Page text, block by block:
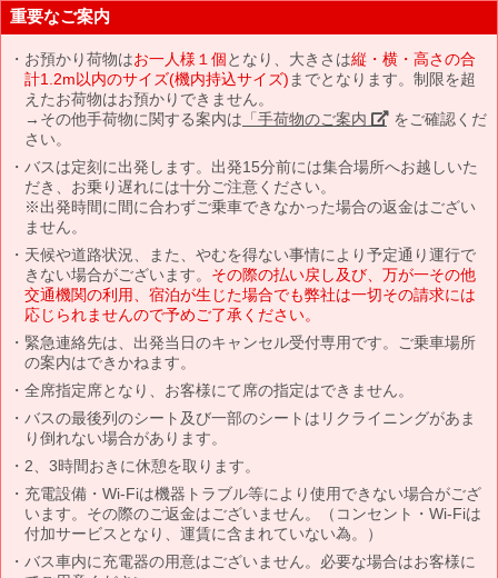
重要なご案内
お預かり荷物はお一人様１個となり、大きさは縦・横・高さの合
計1.2m以内のサイズ(機内持込サイズ) までとなります。制限を超
えたお荷物はお預かりできません。
→その他手荷物に関する案内は 「手荷物のご案内」 をご確認くだ
さい。
バスは定刻に出発します。出発15分前には集合場所へお越しいた
だき、お乗り遅れには十分ご注意ください。
※出発時間に間に合わずご乗車できなかった場合の返金はござい
ません。
天候や道路状況、また、やむを得ない事情により予定通り運行で
きない場合がございます。 その際の払い戻し及び、万が一その他
交通機関の利用、宿泊が生じた場合でも弊社は一切その請求には
応じられませんので予めご了承ください。
緊急連絡先は、出発当日のキャンセル受付専用です。ご乗車場所
の案内はできかねます。
全席指定席となり、お客様にて席の指定はできません。
バスの最後列のシート及び一部のシートはリクライニングがあま
り倒れない場合があります。
2、3時間おきに休憩を取ります。
充電設備・Wi-Fiは機器トラブル等により使用できない場合がござ
います。その際のご返金はございません。（コンセント・Wi-Fiは
付加サービスとなり、運賃に含まれていない為。）
バス車内に充電器の用意はございません。必要な場合はお客様に